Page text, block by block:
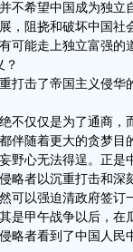
不希望中国成为独立
，阻挠和破坏中国社
可能走上独立富强的
？
打击了帝国主义侵华
不仅仅是为了通商，
伴随着更大的贪梦目
野心无法得逞。正是
略者以沉重打击和深
可以强迫清政府签订
是甲午战争以后，在
略者看到了中国人民